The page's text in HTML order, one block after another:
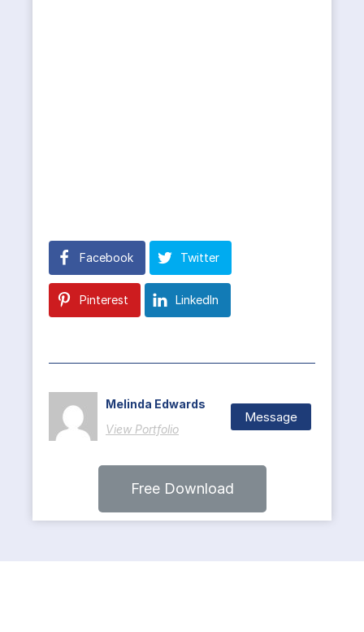
Facebook Twitter
Pinterest LinkedIn
Melinda Edwards
View Portfolio
Message
Free Download